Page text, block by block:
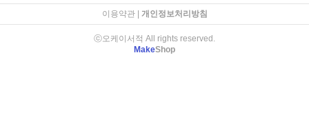
이용약관| 개인정보처리방침
ⓒ오케이서적 All rights reserved.
MakeShop